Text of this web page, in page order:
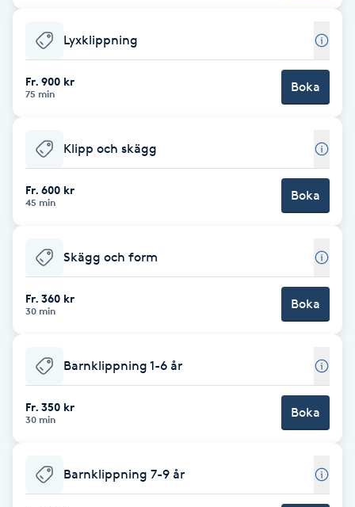
Brynfärgning
Brynplockning
Celluliter
Color correction
Cryoterapi
Damklippning
Diamantslipning
Lyxklippning
Fr. 900 kr
75 min Boka
Klipp och skägg
Fr. 600 kr
45 min Boka
Skägg och form
Fr. 360 kr
30 min Boka
Barnklippning 1-6 år
Fr. 350 kr
30 min Boka
Barnklippning 7-9 år